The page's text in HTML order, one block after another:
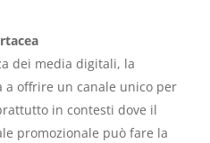
dei media digitali, la
offrire un canale unico per
in contesti dove il
promozionale può fare la